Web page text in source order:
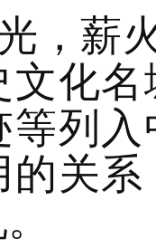
，薪
文化
等列
的关